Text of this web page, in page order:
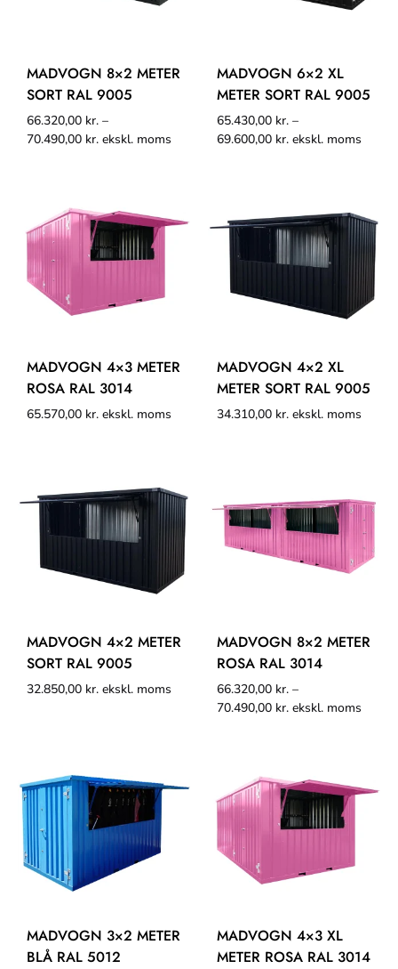
MADVOGN 8×2 METER
SORT RAL 9005
66.320,00 kr. –
70.490,00 kr. ekskl. moms
MADVOGN 6×2 XL
METER SORT RAL 9005
65.430,00 kr. –
69.600,00 kr. ekskl. moms
MADVOGN 4×3 METER
ROSA RAL 3014
65.570,00 kr. ekskl. moms
MADVOGN 4×2 XL
METER SORT RAL 9005
34.310,00 kr. ekskl. moms
MADVOGN 4×2 METER
SORT RAL 9005
32.850,00 kr. ekskl. moms
MADVOGN 8×2 METER
ROSA RAL 3014
66.320,00 kr. –
70.490,00 kr. ekskl. moms
MADVOGN 3×2 METER
BLÅ RAL 5012
MADVOGN 4×3 XL
METER ROSA RAL 3014